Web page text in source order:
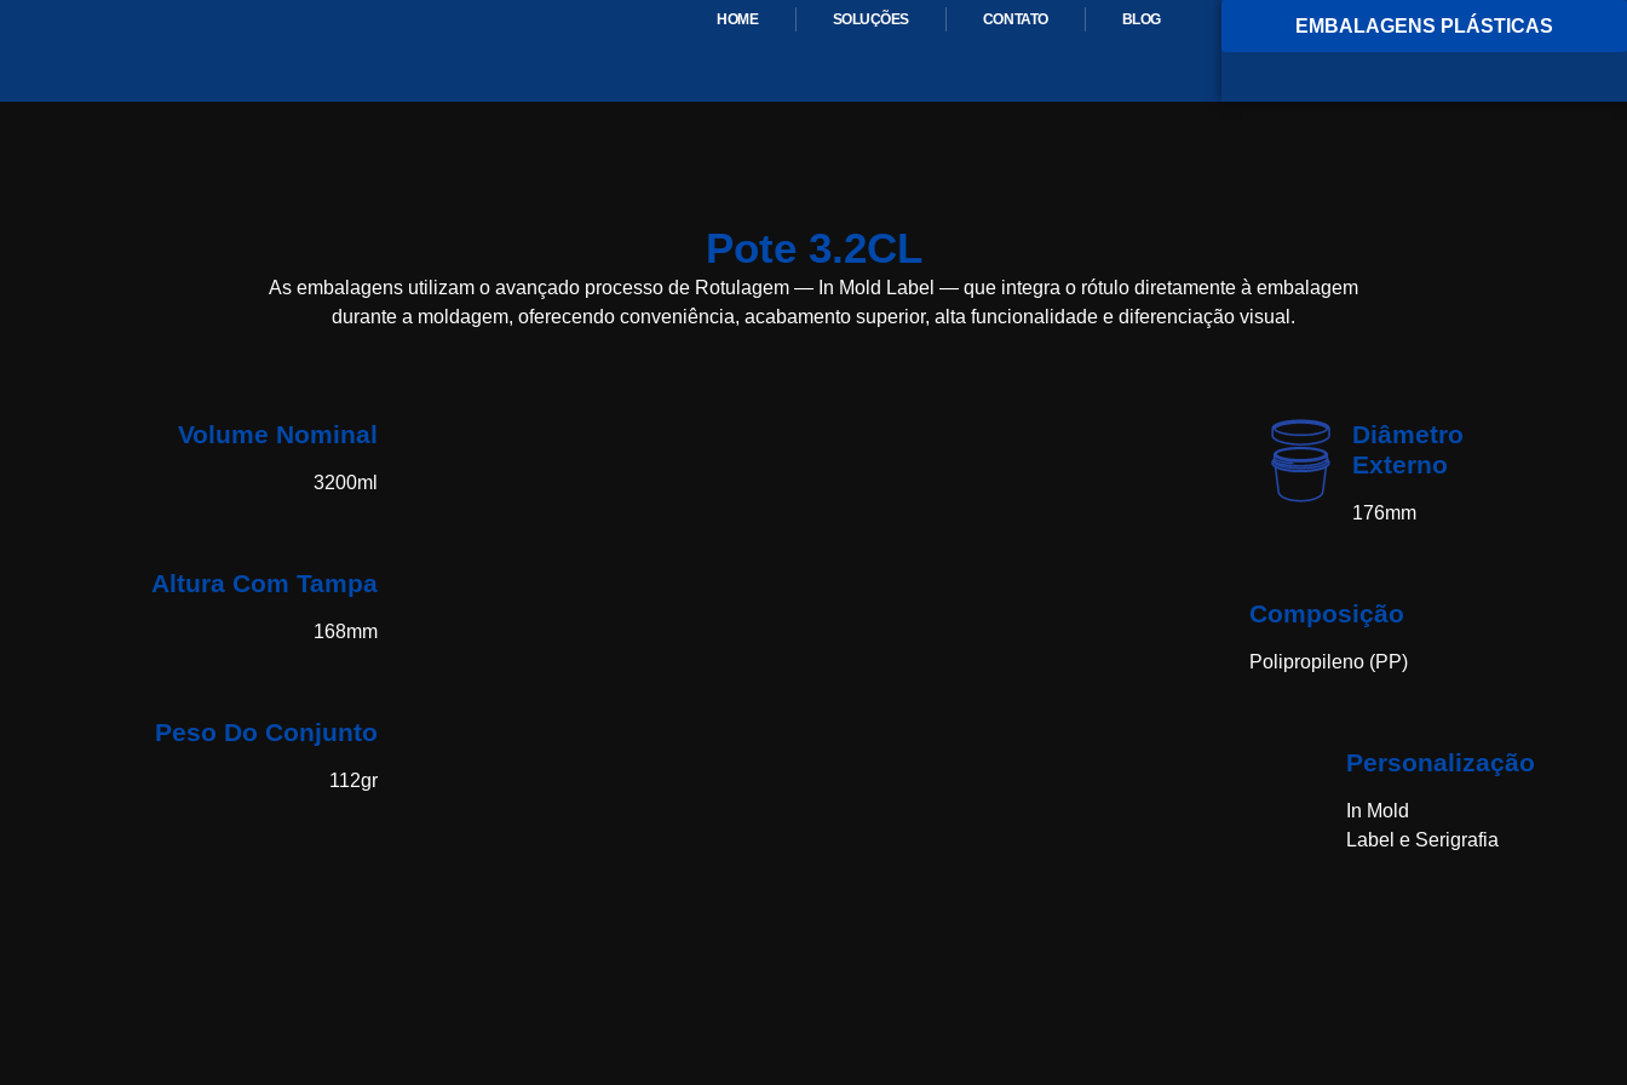
EMBALAGENS PLÁSTICAS
HOME SOLUÇÕES CONTATO BLOG
Pote 3.2CL
As embalagens utilizam o avançado processo de Rotulagem — In Mold Label — que integra o rótulo diretamente à embalagem
durante a moldagem, oferecendo conveniência, acabamento superior, alta funcionalidade e diferenciação visual.
Volume Nominal
3200ml
Altura Com Tampa
168mm
Peso Do Conjunto
112gr
Diâmetro
Externo
176mm
Composição
Polipropileno (PP)
Personalização
In Mold
Label e Serigrafia